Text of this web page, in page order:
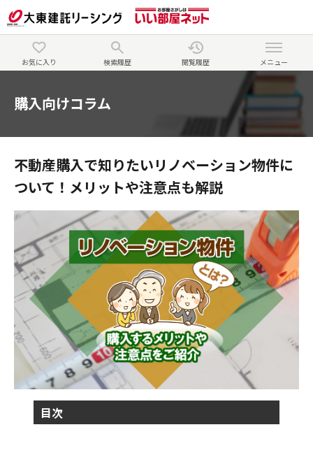
お気に入り 検索履歴 閲覧履歴 メニュー
購入向けコラム
不動産購入で知りたいリノベーション物件に
ついて！メリットや注意点も解説
目次